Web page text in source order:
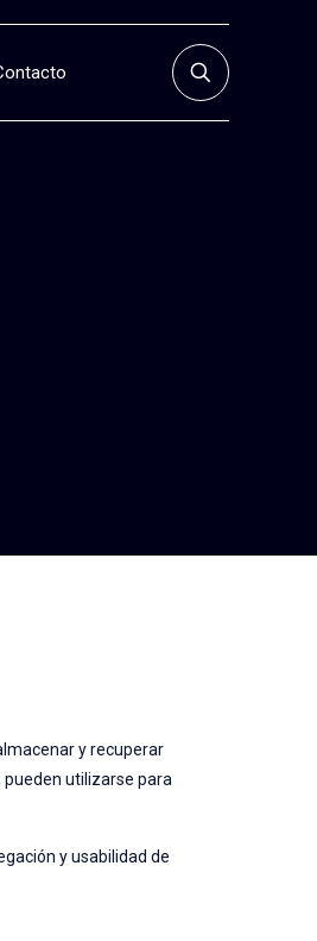
y recuperar
utilizarse para
y usabilidad de